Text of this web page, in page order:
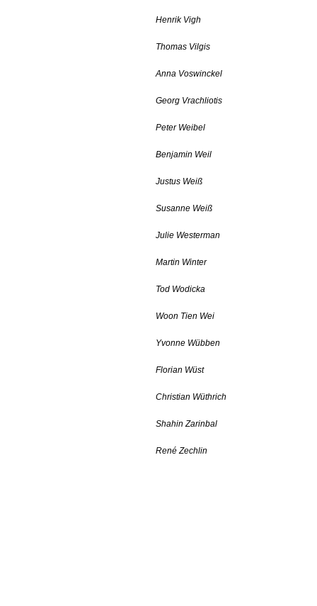
Henrik Vigh
Thomas Vilgis
Anna Voswinckel
Georg Vrachliotis
Peter Weibel
Benjamin Weil
Justus Weiß
Susanne Weiß
Julie Westerman
Martin Winter
Tod Wodicka
Woon Tien Wei
Yvonne Wübben
Florian Wüst
Christian Wüthrich
Shahin Zarinbal
René Zechlin